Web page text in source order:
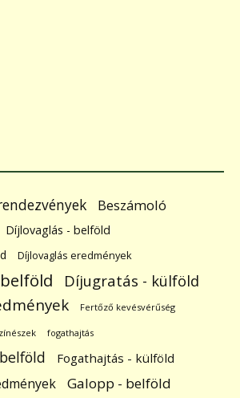
Beszámoló
Díjlovaglás - belföld
Díjlovaglás eredmények
Díjugratás - külföld
Fertőző kevésvérűség
fogathajtás
Fogathajtás - külföld
Galopp - belföld